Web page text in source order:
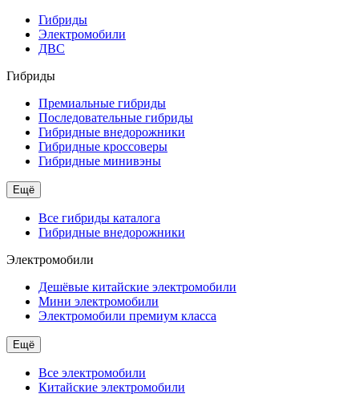
Гибриды
Электромобили
ДВС
Гибриды
Премиальные гибриды
Последовательные гибриды
Гибридные внедорожники
Гибридные кроссоверы
Гибридные минивэны
Ещё
Все гибриды каталога
Гибридные внедорожники
Электромобили
Дешёвые китайские электромобили
Мини электромобили
Электромобили премиум класса
Ещё
Все электромобили
Китайские электромобили